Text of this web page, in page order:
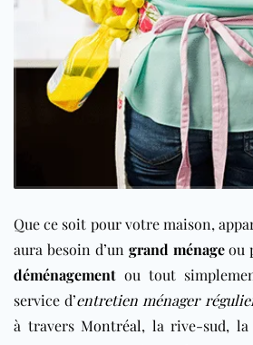
Que ce soit pour votre maison,
aura besoin d’un grand ménageou
déménagement ou tout
service d’entretien ménager
à traversMontréal, la rive-sud,